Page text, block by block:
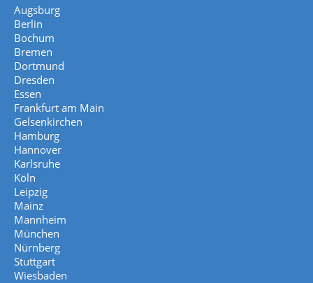
Augsburg
Berlin
Bochum
Bremen
Dortmund
Dresden
Essen
Frankfurt am Main
Gelsenkirchen
Hamburg
Hannover
Karlsruhe
Köln
Leipzig
Mainz
Mannheim
München
Nürnberg
Stuttgart
Wiesbaden